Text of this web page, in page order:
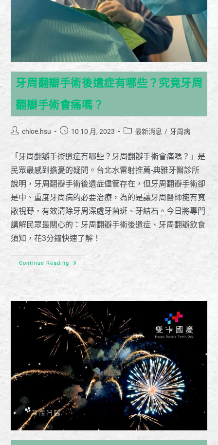
牙周翻瓣手術後遺症有哪些？究竟牙周
翻瓣手術會痛嗎？
chloe.hsu 10 10 月, 2023 最新消息 / 牙周病
「牙周翻瓣手術遺症有哪些？牙周翻瓣手術會痛嗎？」是
民眾最感到擔憂的疑問。台北水雷射推薦-典雅牙醫診所
說明，牙周翻瓣手術後遺症儘管存在，但牙周翻瓣手術卻
是中、重度牙周病的必要治療，為的是讓牙周醫師擁有寬
敞視野，有效清除牙周深處牙菌斑、牙結石。今日將專門
講解民眾最關心的：牙周翻瓣手術後遺症、牙周翻瓣飲食
須知，花3分鐘快速了解！
Continue Reading